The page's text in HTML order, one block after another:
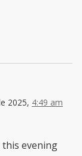
2025, 4:49 am
evening